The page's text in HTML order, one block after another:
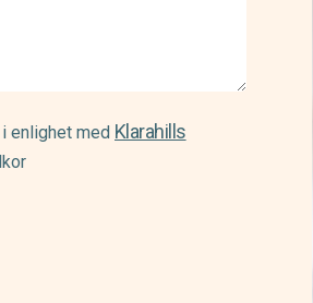
enlighet med Klarahills